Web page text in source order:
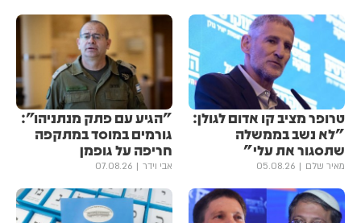
טרופר מציב קו אדום לגולן:
"לא נשב בממשלה
שתסגור את עלי"
מאיר שלם 05.08.26
"הגיע עם פתק מנתניהו":
גורמים במוסד במתקפה
חריפה על גופמן
אבי וידר 07.08.26